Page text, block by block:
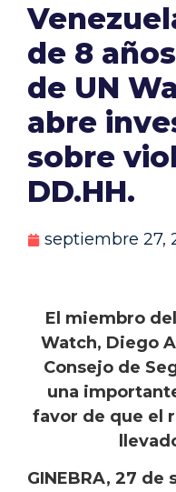
de 8
de UN
abre
sobre
DD.HH.
septiembre 27,
El miembro
Watch, Diego
Consejo de
una
favor de que el
GINEBRA, 27 de